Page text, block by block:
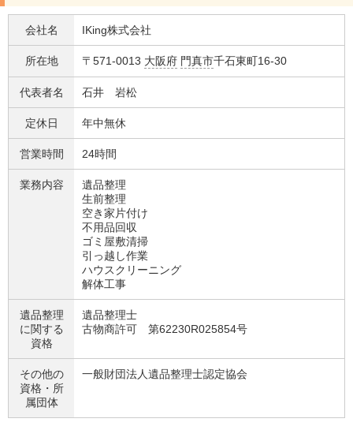
会社名 IKing株式会社
所在地 〒571-0013 大阪府 門真市千石東町16-30
代表者名 石井 岩松
定休日 年中無休
営業時間 24時間
業務内容
遺品整理
生前整理
空き家片付け
不用品回収
ゴミ屋敷清掃
引っ越し作業
ハウスクリーニング
解体工事
遺品整理
に関する
資格
遺品整理士
古物商許可 第62230R025854号
その他の
資格・ 所
属団体
一般財団法人遺品整理士認定協会